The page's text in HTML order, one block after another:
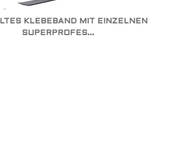
KLEBEBAND MIT EINZELNEN
SUPERPROFES...